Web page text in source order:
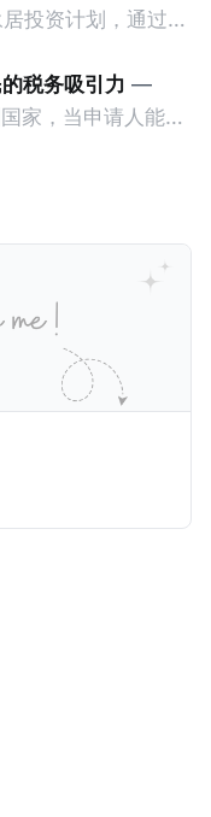
保持投资，则可以
3年。当投资者经
留270天），申请
投资计划，通过满
居投资计划要求申
印度： * 申请
（约合773万人民
约合1933万人民
企业的介绍/支持信
出贡献的详细计
资格申请印度公民
短暂缺席的少数例
人必须放弃其原始
税务吸引力 —
家，当申请人能够
以申请永久居留计
材料
以及最后一次进入
翻译成西班牙语。
西班牙语、对当地
马拉公民。 那
？我们来看看：